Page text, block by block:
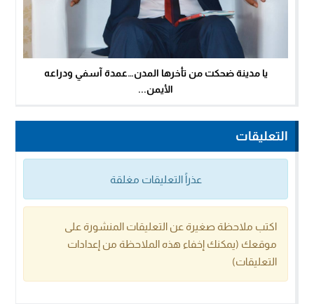
يا مدينة ضحكت من تأخرها المدن…عمدة آسفي ودراعه
الأيمن...
التعليقات
عذراً التعليقات مغلقة
اكتب ملاحظة صغيرة عن التعليقات المنشورة على
موقعك (يمكنك إخفاء هذه الملاحظة من إعدادات
التعليقات)